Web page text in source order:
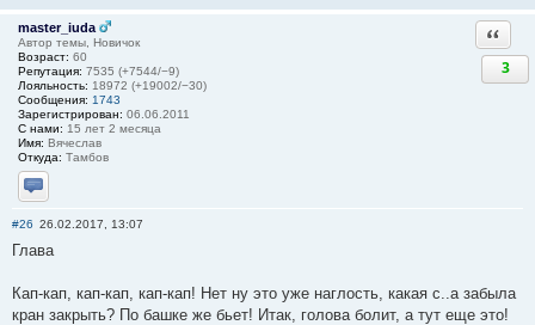
master_iuda
Автор темы, Новичок
Возраст: 60
Репутация: 7535 (+7544/−9)
Лояльность: 18972 (+19002/−30)
Сообщения: 1743
Зарегистрирован: 06.06.2011
С нами: 15 лет 2 месяца
Имя: Вячеслав
Откуда: Тамбов
Отправить личное сообщение
3
#26 26.02.2017, 13:07
Глава
Кап-кап, кап-кап, кап-кап! Нет ну это уже наглость, какая с..а забыла
кран закрыть? По башке же бьет! Итак, голова болит, а тут еще это!